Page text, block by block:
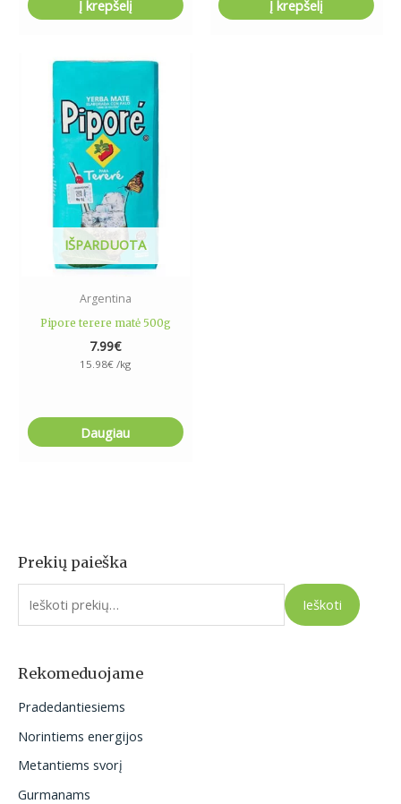
Prekių paieška
I
e
o
:
Ieškoti
Rekomeduojame
Pradedantiesiems
Norintiems energijos
Metantiems svorį
Gurmanams
Į krepšelį Į krepšelį
IŠPARDUOTA
Argentina
Pipore terere matė 500g
7.99€
15.98€ /kg
Daugiau